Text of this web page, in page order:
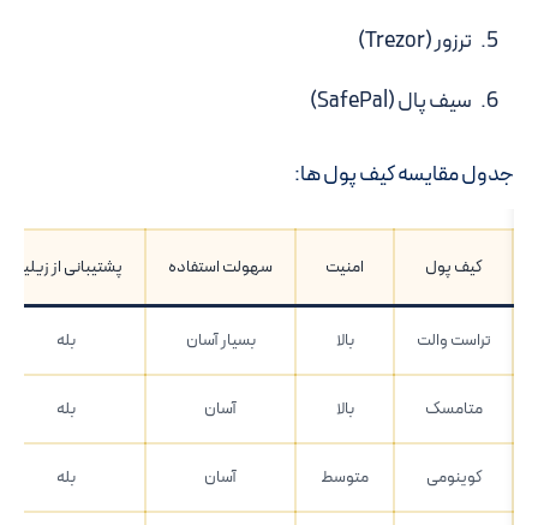
ترزور (Trezor)
سیف پال (SafePal)
جدول مقایسه کیف پول ها:
کیف پول امنیت سهولت استفاده پشتیبانی از زیلیکا
تراست والت بالا بسیار آسان بله
متامسک بالا آسان بله
کوینومی متوسط آسان بله